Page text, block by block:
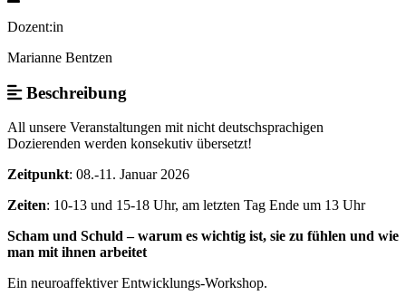
Dozent:in
Marianne Bentzen
Beschreibung
All unsere Veranstaltungen mit nicht deutschsprachigen
Dozierenden werden konsekutiv übersetzt!
Zeitpunkt: 08.-11. Januar 2026
Zeiten: 10-13 und 15-18 Uhr, am letzten Tag Ende um 13 Uhr
Scham und Schuld – warum es wichtig ist, sie zu fühlen und wie
man mit ihnen arbeitet
Ein neuroaffektiver Entwicklungs-Workshop.